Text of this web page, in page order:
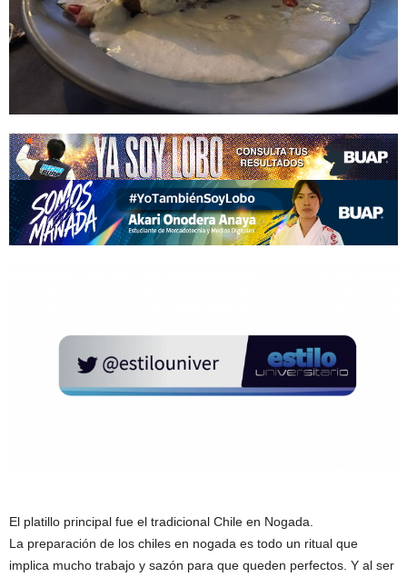
El platillo principal fue el tradicional Chile en Nogada.
La preparación de los chiles en nogada es todo un ritual que
implica mucho trabajo y sazón para que queden perfectos. Y al ser